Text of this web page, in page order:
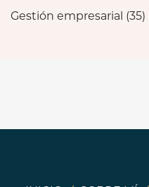
Gestión empresarial (35)